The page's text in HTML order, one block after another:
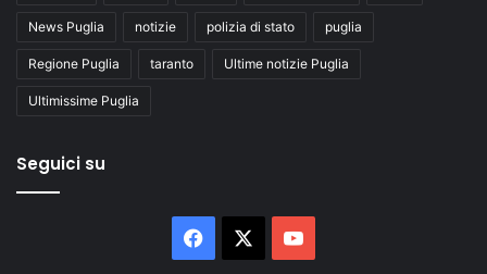
News Puglia notizie polizia di stato puglia
Regione Puglia taranto Ultime notizie Puglia
Ultimissime Puglia
Seguici su
Facebook